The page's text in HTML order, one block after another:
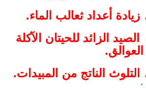
زيادة أعداد ثعالب الماء.
الصيد الزائد للحيتان الآكلة
العوالق.
التلوث الناتج من المبيدات.